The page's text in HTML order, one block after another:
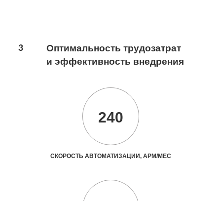
3
Оптимальность трудозатрат
и эффективность внедрения
240
СКОРОСТЬ АВТОМАТИЗАЦИИ, АРМ/МЕС